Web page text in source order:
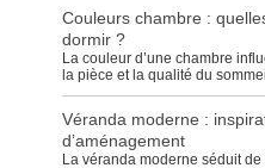
Couleurs chambre :
dormir ?
La couleur d’une chambre
la pièce et la qualité du
Véranda moderne :
d’aménagement
La véranda moderne séduit